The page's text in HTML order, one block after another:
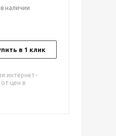
в наличии
в 1 клик
интернет-
цен в